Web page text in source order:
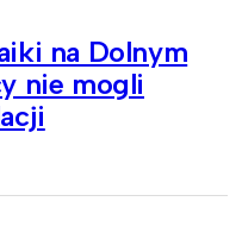
na Dolnym
nie mogli